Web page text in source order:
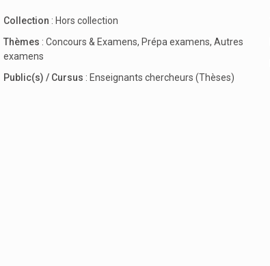
Collection : Hors collection
Thèmes : Concours & Examens, Prépa examens, Autres
examens
Public(s) / Cursus : Enseignants chercheurs (Thèses)